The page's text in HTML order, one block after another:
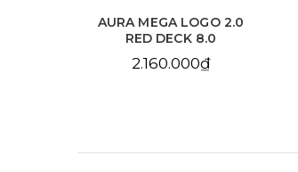
AURA MEGA LOGO 2.0
RED DECK 8.0
2.160.000₫